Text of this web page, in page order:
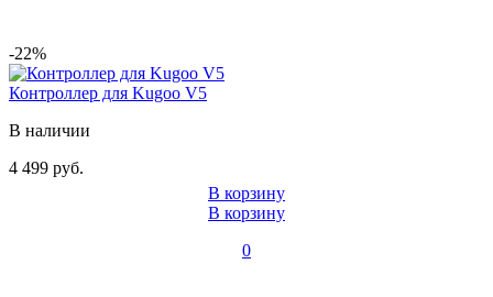
-22%
Контроллер для Kugoo V5
В наличии
4 499 руб.
В корзину
В корзину
0